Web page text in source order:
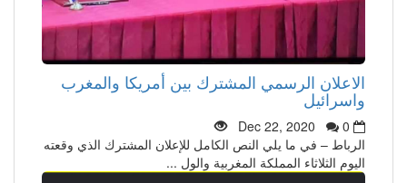
الاعلان الرسمي المشترك بين أمريكا والمغرب
واسرائيل
Dec 22, 2020
0
الرباط – في ما يلي النص الكامل للإعلان المشترك الذي وقعته
اليوم الثلاثاء المملكة المغربية والول ...